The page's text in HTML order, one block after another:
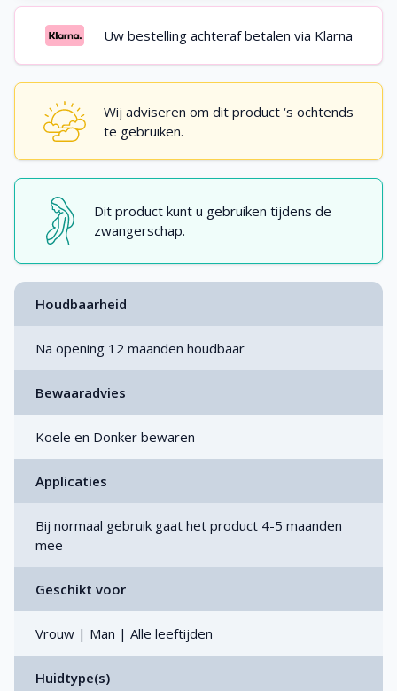
Uw bestelling achteraf betalen via Klarna
Wij adviseren om dit product ‘s ochtends
te gebruiken.
Dit product kunt u gebruiken tijdens de
zwangerschap.
Houdbaarheid
Na opening 12 maanden houdbaar
Bewaaradvies
Koele en Donker bewaren
Applicaties
Bij normaal gebruik gaat het product 4-5 maanden
mee
Geschikt voor
Vrouw | Man | Alle leeftijden
Huidtype(s)